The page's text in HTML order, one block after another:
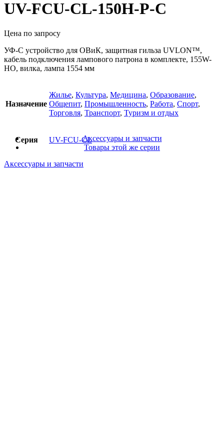
UV-FCU-CL-150H-P-C
Цена по запросу
УФ-С устройство для ОВиК, защитная гильза UVLON™,
кабель подключения лампового патрона в комплекте, 155W-
HO, вилка, лампа 1554 мм
Назначение
Жилье, Культура, Медицина, Образование,
Общепит, Промышленность, Работа, Спорт,
Торговля, Транспорт, Туризм и отдых
Серия UV-FCU-CLАксессуары и запчасти
Товары этой же серии
Аксессуары и запчасти